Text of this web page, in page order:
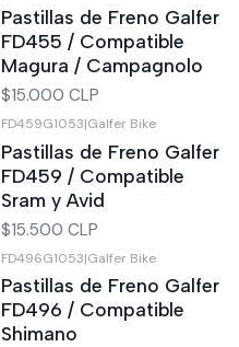
Pastillas de Freno Galfer
FD455 / Compatible
Magura / Campagnolo
$15.000 CLP
FD459G1053|Galfer Bike
Pastillas de Freno Galfer
FD459 / Compatible
Sram y Avid
$15.500 CLP
FD496G1053|Galfer Bike
Pastillas de Freno Galfer
FD496 / Compatible
Shimano